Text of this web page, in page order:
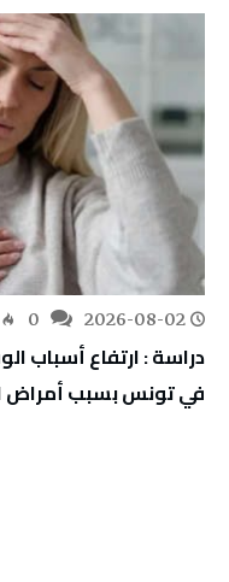
2026-08-02
دراسة : ارتفاع أسباب
في تونس بسبب أمراض